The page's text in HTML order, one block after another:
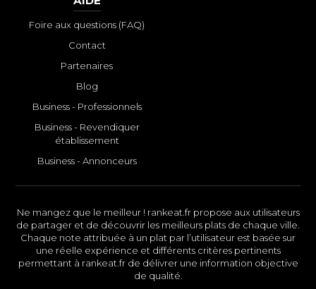
Foire aux questions (FAQ)
Contact
Partenaires
Blog
Business - Professionnels
Business - Revendiquer
établissement
Business - Annonceurs
Ne mangez que le meilleur ! rankeat.fr propose aux utilisateurs
de partager et de découvrir les meilleurs plats de chaque ville.
Chaque note attribuée à un plat par l’utilisateur est basée sur
une réelle expérience et différents critères pertinents
permettant à rankeat.fr de délivrer une information objective
de qualité.